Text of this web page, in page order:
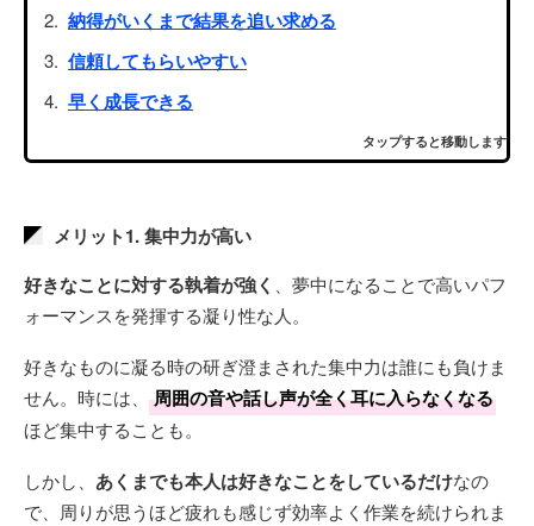
納得がいくまで結果を追い求める
信頼してもらいやすい
早く成長できる
タップすると移動します
メリット1. 集中力が高い
好きなことに対する執着が強く 、夢中になることで高いパフ
ォーマンスを発揮する凝り性な人。
好きなものに凝る時の研ぎ澄まされた集中力は誰にも負けま
せん。時には、
周囲の音や話し声が全く耳に入らなくなる
ほど集中することも。
しかし、 あくまでも本人は好きなことをしているだけなの
で、周りが思うほど疲れも感じず効率よく作業を続けられま